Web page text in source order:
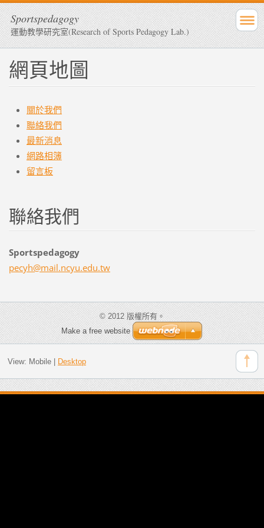
Sportspedagogy
運動教學研究室(Research of Sports Pedagogy Lab.)
網頁地圖
關於我們
聯絡我們
最新消息
網路相簿
留言板
聯絡我們
Sportspedagogy
pecyh@mail.ncyu.edu.tw
© 2012 版權所有。
Make a free website
View: Mobile| Desktop